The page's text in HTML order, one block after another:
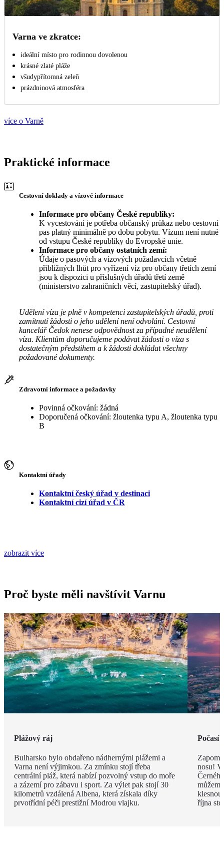
Varna ve zkratce:
ideální místo pro rodinnou dovolenou
krásné zlaté pláže
všudypřítomná zeleň
prázdninová atmosféra
více o Varně
Praktické informace
Cestovní doklady a vízové informace
Informace pro občany České republiky:
K vycestování je potřeba občanský průkaz nebo cestovní
pas platný minimálně po dobu pobytu. Vízum není nutné
od vstupu České republiky do Evropské unie.
Informace pro občany ostatních zemí:
Údaje o pasových a vízových požadavcích včetně
přibližných lhůt pro vyřízení víz pro občany třetích zemí
jsou k dispozici u příslušných úřadů třetí země
(ministerstvo zahraničních věcí, zastupitelský úřad).
Udělení víza je plně v kompetenci zastupitelských úřadů, proti
zamítnutí žádosti o jeho udělení není odvolání. Cestovní
kancelář Čedok nenese odpovědnost za případné neudělení
víza. Klientům doporučujeme podávat žádosti o víza s
dostatečným předstihem a k žádosti dokládat všechny
požadované dokumenty.
Zdravotní informace a požadavky
Povinná očkování: žádná
Doporučená očkování: žloutenka typu A, žloutenka typu
B
Kontaktní úřady
Kontaktní český úřad v destinaci
Kontaktní cizí úřad v ČR
zobrazit více
Proč byste měli navštívit Varnu
Plážový ráj
Bulharsko bylo obdařeno nádhernými plážemi a
Varna není výjimkou. Za zmínku stojí třeba
centrální pláž, která nabízí pozvolný vstup do moře
a zázemí pro zábavu i sport. Za výlet pak stojí 30
kilometrů vzdálená Albena, která získala díky
prvotřídní péči prestižní Modrou vlajku.
Počasí
nosu!
října